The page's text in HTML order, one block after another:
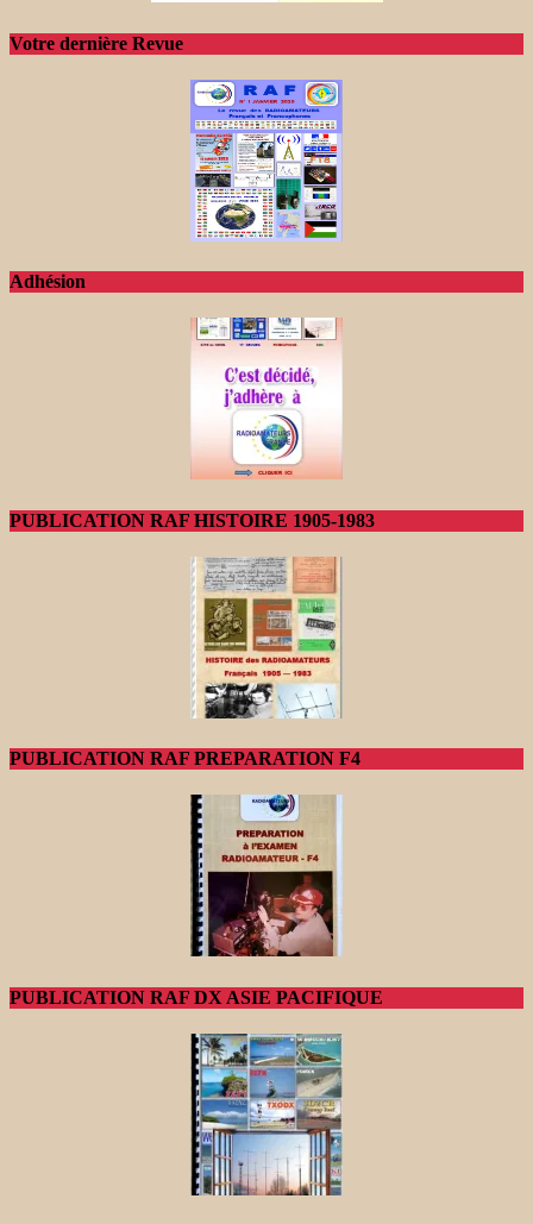
Votre dernière Revue
Adhésion
PUBLICATION RAF HISTOIRE 1905-1983
PUBLICATION RAF PREPARATION F4
PUBLICATION RAF DX ASIE PACIFIQUE